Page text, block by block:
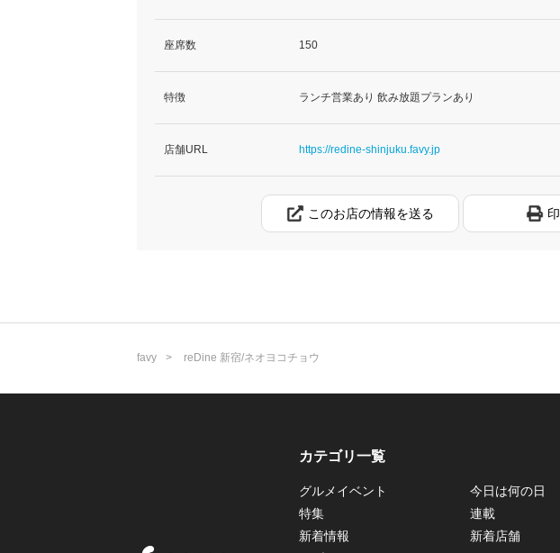
座席数 150
特徴 ランチ営業あり 飲み放題プランあり
店舗URL https://redine-shinjuku.favy.jp
このお店の情報を送る
favy reDine 新宿/ネオヨコチョウ
カテゴリ一覧
グルメイベント
今日は何の日
特集
連載
新着情報
新着店舗